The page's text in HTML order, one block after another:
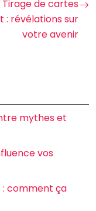
Tirage de cartes
: révélations sur
votre avenir
mythes et
vos
comment ça